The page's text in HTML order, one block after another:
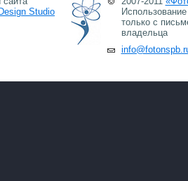
Studio
только с
владельца